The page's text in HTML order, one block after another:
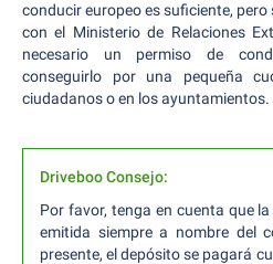
conducir europeo es suficiente,
con el Ministerio de Relaciones
necesario un permiso de
conseguirlo por una pequeña
ciudadanos o en los ayuntamientos.
Driveboo Consejo:
Por favor, tenga en cuenta que
emitida siempre a nombre del
presente, el depósito se pagará